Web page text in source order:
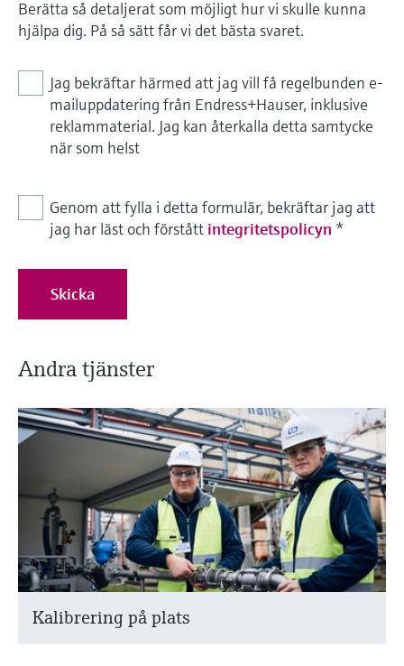
Berätta så detaljerat som möjligt hur vi skulle kunna
hjälpa dig. På så sätt får vi det bästa svaret.
Jag bekräftar härmed att jag vill få regelbunden e-
mailuppdatering från Endress+Hauser, inklusive
reklammaterial. Jag kan återkalla detta samtycke
när som helst
Genom att fylla i detta formulär, bekräftar jag att
jag har läst och förstått integritetspolicyn *
Skicka
Andra tjänster
Kalibrering på plats